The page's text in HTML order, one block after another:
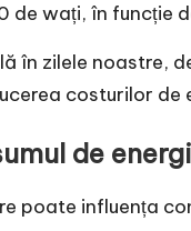
de wați, în funcție
în zilele noastre,
costurilor
de
poate influența